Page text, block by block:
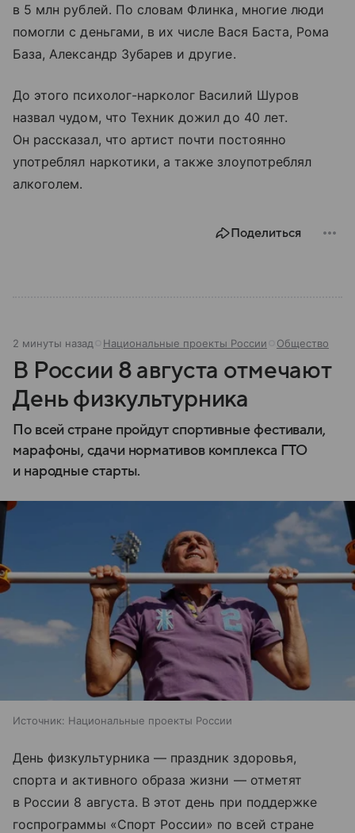
в 5 млн рублей. По словам Флинка, многие люди
помогли с деньгами, в их числе Вася Баста, Рома
База, Александр Зубарев и другие.
До этого психолог-нарколог Василий Шуров
назвал чудом, что Техник дожил до 40 лет.
Он рассказал, что артист почти постоянно
употреблял наркотики, а также злоупотреблял
алкоголем.
Поделиться
2 минуты назад Национальные проекты России Общество
В России 8 августа отмечают
День физкультурника
По всей стране пройдут спортивные фестивали,
марафоны, сдачи нормативов комплекса ГТО
и народные старты.
Источник: Национальные проекты России
День физкультурника — праздник здоровья,
спорта и активного образа жизни — отметят
в России 8 августа. В этот день при поддержке
госпрограммы «Спорт России» по всей стране